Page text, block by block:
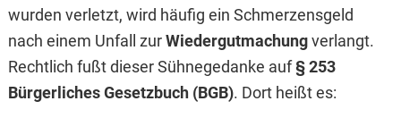
wurden verletzt, wird häufig ein Schmerzensgeld
nach einem Unfall zurWiedergutmachungverlangt.
Rechtlich fußt dieser Sühnegedanke auf§ 253
Bürgerliches Gesetzbuch (BGB). Dort heißt es: